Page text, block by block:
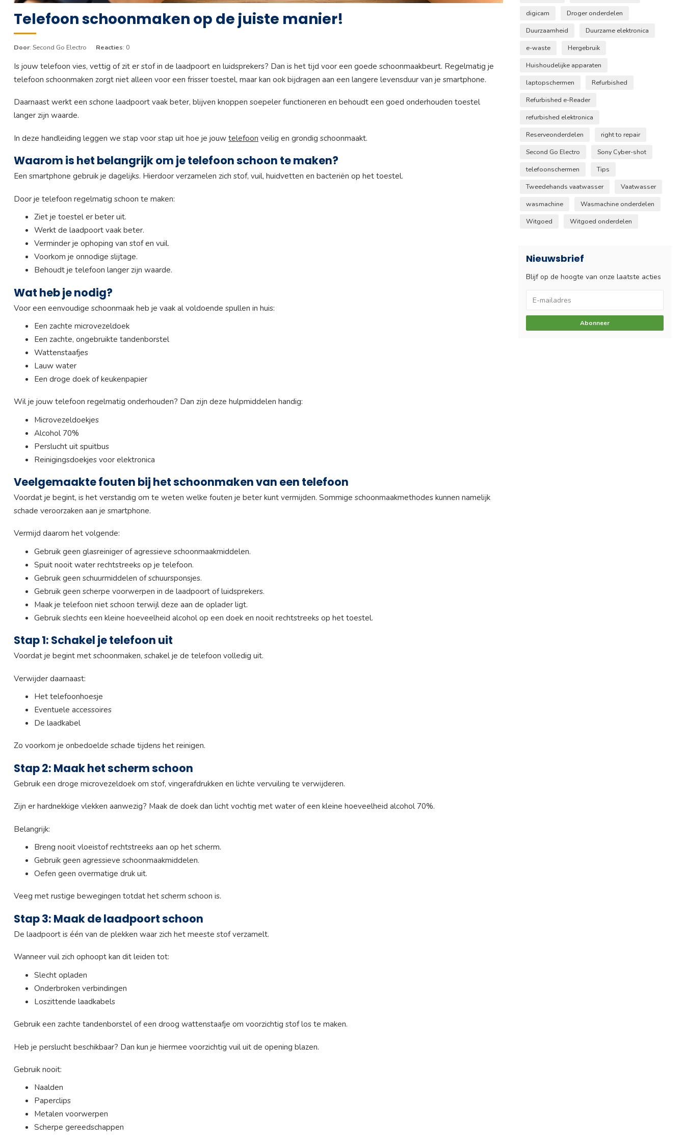
Telefoon schoonmaken op de juiste manier!
Door: Second Go Electro Reacties: 0
Is jouw telefoon vies, vettig of zit er stof in de laadpoort en luidsprekers? Dan is het tijd voor een goede schoonmaakbeurt. Regelmatig je
telefoon schoonmaken zorgt niet alleen voor een frisser toestel, maar kan ook bijdragen aan een langere levensduur van je smartphone.
Daarnaast werkt een schone laadpoort vaak beter, blijven knoppen soepeler functioneren en behoudt een goed onderhouden toestel
langer zijn waarde.
In deze handleiding leggen we stap voor stap uit hoe je jouwtelefoon veilig en grondig schoonmaakt.
Waarom is het belangrijk om je telefoon schoon te maken?
Een smartphone gebruik je dagelijks. Hierdoor verzamelen zich stof, vuil, huidvetten en bacteriën op het toestel.
Door je telefoon regelmatig schoon te maken:
Ziet je toestel er beter uit.
Werkt de laadpoort vaak beter.
Verminder je ophoping van stof en vuil.
Voorkom je onnodige slijtage.
Behoudt je telefoon langer zijn waarde.
Wat heb je nodig?
Voor een eenvoudige schoonmaak heb je vaak al voldoende spullen in huis:
Een zachte microvezeldoek
Een zachte, ongebruikte tandenborstel
Wattenstaafjes
Lauw water
Een droge doek of keukenpapier
Wil je jouw telefoon regelmatig onderhouden? Dan zijn deze hulpmiddelen handig:
Microvezeldoekjes
Alcohol 70%
Perslucht uit spuitbus
Reinigingsdoekjes voor elektronica
Veelgemaakte fouten bij het schoonmaken van een telefoon
Voordat je begint, is het verstandig om te weten welke fouten je beter kunt vermijden. Sommige schoonmaakmethodes kunnen namelijk
schade veroorzaken aan je smartphone.
Vermijd daarom het volgende:
Gebruik geen glasreiniger of agressieve schoonmaakmiddelen.
Spuit nooit water rechtstreeks op je telefoon.
Gebruik geen schuurmiddelen of schuursponsjes.
Gebruik geen scherpe voorwerpen in de laadpoort of luidsprekers.
Maak je telefoon niet schoon terwijl deze aan de oplader ligt.
Gebruik slechts een kleine hoeveelheid alcohol op een doek en nooit rechtstreeks op het toestel.
Stap 1: Schakel je telefoon uit
Voordat je begint met schoonmaken, schakel je de telefoon volledig uit.
Verwijder daarnaast:
Het telefoonhoesje
Eventuele accessoires
De laadkabel
Zo voorkom je onbedoelde schade tijdens het reinigen.
Stap 2: Maak het scherm schoon
Gebruik een droge microvezeldoek om stof, vingerafdrukken en lichte vervuiling te verwijderen.
Zijn er hardnekkige vlekken aanwezig? Maak de doek dan licht vochtig met water of een kleine hoeveelheid alcohol 70%.
Belangrijk:
Breng nooit vloeistof rechtstreeks aan op het scherm.
Gebruik geen agressieve schoonmaakmiddelen.
Oefen geen overmatige druk uit.
Veeg met rustige bewegingen totdat het scherm schoon is.
Stap 3: Maak de laadpoort schoon
De laadpoort is één van de plekken waar zich het meeste stof verzamelt.
Wanneer vuil zich ophoopt kan dit leiden tot:
Slecht opladen
Onderbroken verbindingen
Loszittende laadkabels
Gebruik een zachte tandenborstel of een droog wattenstaafje om voorzichtig stof los te maken.
Heb je perslucht beschikbaar? Dan kun je hiermee voorzichtig vuil uit de opening blazen.
Gebruik nooit:
Naalden
Paperclips
Metalen voorwerpen
Scherpe gereedschappen
digicam
Droger onderdelen
Duurzaamheid
Duurzame elektronica
e-waste
Hergebruik
Huishoudelijke apparaten
laptopschermen
Refurbished
Refurbished e-Reader
refurbished elektronica
Reserveonderdelen
right to repair
Second Go Electro
Sony Cyber-shot
telefoonschermen
Tips
Tweedehands vaatwasser
Vaatwasser
wasmachine
Wasmachine onderdelen
Witgoed
Witgoed onderdelen
Nieuwsbrief
Blijf op de hoogte van onze laatste acties
Abonneer